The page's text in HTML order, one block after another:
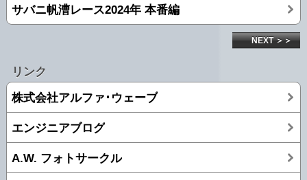
サバニ帆漕レース2024年 本番編
NEXT ＞＞
リンク
株式会社アルファ･ウェーブ
エンジニアブログ
A.W. フォトサークル